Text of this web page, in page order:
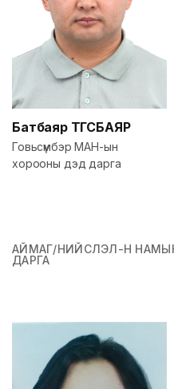
Батбаяр ТӨГСБАЯР
Говьсүмбэр МАН-ын
хорооны дэд дарга
АЙМАГ/НИЙСЛЭЛ-Н
ДАРГА